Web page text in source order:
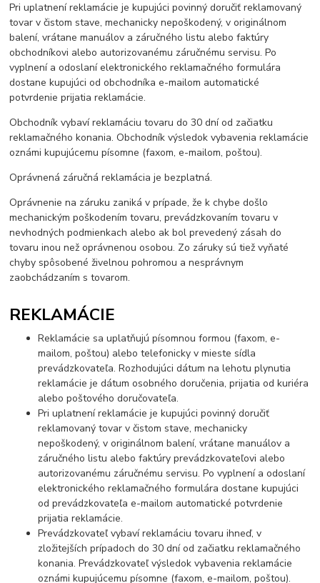
Pri uplatnení reklamácie je kupujúci povinný doručiť reklamovaný
tovar v čistom stave, mechanicky nepoškodený, v originálnom
balení, vrátane manuálov a záručného listu alebo faktúry
obchodníkovi alebo autorizovanému záručnému servisu. Po
vyplnení a odoslaní elektronického reklamačného formulára
dostane kupujúci od obchodníka e-mailom automatické
potvrdenie prijatia reklamácie.
Obchodník vybaví reklamáciu tovaru do 30 dní od začiatku
reklamačného konania. Obchodník výsledok vybavenia reklamácie
oznámi kupujúcemu písomne (faxom, e-mailom, poštou).
Oprávnená záručná reklamácia je bezplatná.
Oprávnenie na záruku zaniká v prípade, že k chybe došlo
mechanickým poškodením tovaru, prevádzkovaním tovaru v
nevhodných podmienkach alebo ak bol prevedený zásah do
tovaru inou než oprávnenou osobou. Zo záruky sú tiež vyňaté
chyby spôsobené živelnou pohromou a nesprávnym
zaobchádzaním s tovarom.
REKLAMÁCIE
Reklamácie sa uplatňujú písomnou formou (faxom, e-
mailom, poštou) alebo telefonicky v mieste sídla
prevádzkovateľa. Rozhodujúci dátum na lehotu plynutia
reklamácie je dátum osobného doručenia, prijatia od kuriéra
alebo poštového doručovateľa.
Pri uplatnení reklamácie je kupujúci povinný doručiť
reklamovaný tovar v čistom stave, mechanicky
nepoškodený, v originálnom balení, vrátane manuálov a
záručného listu alebo faktúry prevádzkovateľovi alebo
autorizovanému záručnému servisu. Po vyplnení a odoslaní
elektronického reklamačného formulára dostane kupujúci
od prevádzkovateľa e-mailom automatické potvrdenie
prijatia reklamácie.
Prevádzkovateľ vybaví reklamáciu tovaru ihneď, v
zložitejších prípadoch do 30 dní od začiatku reklamačného
konania. Prevádzkovateľ výsledok vybavenia reklamácie
oznámi kupujúcemu písomne (faxom, e-mailom, poštou).